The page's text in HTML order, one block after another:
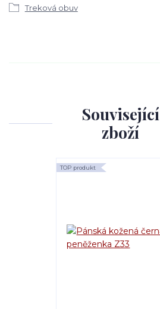
Treková obuv
Související
zboží
TOP produkt